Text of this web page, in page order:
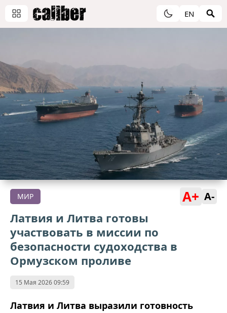
EN
МИР A+ A-
Латвия и Литва готовы
участвовать в миссии по
безопасности судоходства в
Ормузском проливе
15 Мая 2026 09:59
Латвия и Литва выразили готовность